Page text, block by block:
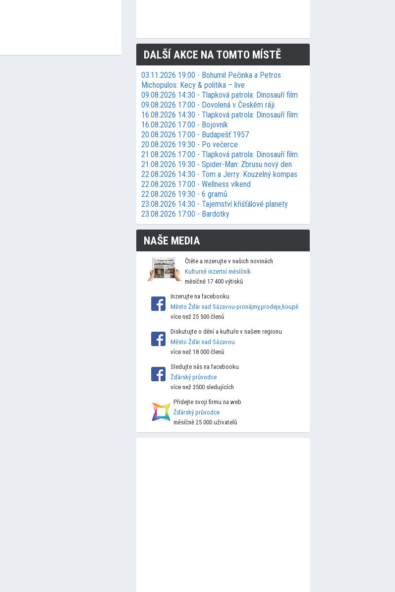
DALŠÍ AKCE NA TOMTO MÍSTĚ
03.11.2026 19:00 - Bohumil Pečinka a Petros
Michopulos: Kecy & politika – live
09.08.2026 14:30 - Tlapková patrola: Dinosauří film
09.08.2026 17:00 - Dovolená v Českém ráji
16.08.2026 14:30 - Tlapková patrola: Dinosauří film
16.08.2026 17:00 - Bojovník
20.08.2026 17:00 - Budapešť 1957
20.08.2026 19:30 - Po večerce
21.08.2026 17:00 - Tlapková patrola: Dinosauří film
21.08.2026 19:30 - Spider-Man: Zbrusu nový den
22.08.2026 14:30 - Tom a Jerry: Kouzelný kompas
22.08.2026 17:00 - Wellness víkend
22.08.2026 19:30 - 6 gramů
23.08.2026 14:30 - Tajemství křišťálové planety
23.08.2026 17:00 - Bardotky
NAŠE MEDIA
Čtěte a inzerujte v našich novinách
Kulturně inzertní měsíčník
měsíčně 17 400 výtisků
Inzerujte na facebooku
Město Žďár nad Sázavou-pronájmy,prodeje,koupě
více než 25 500 členů
Diskutujte o dění a kultuře v našem regionu
Město Žďár nad Sázavou
více než 18 000 členů
Sledujte nás na facebooku
Žďárský průvodce
více než 3500 sledujících
Přidejte svoji firmu na web
Žďárský průvodce
měsíčně 25 000 uživatelů